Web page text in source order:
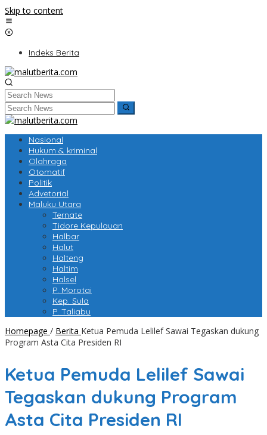
Skip to content
Indeks Berita
Nasional
Hukum & kriminal
Olahraga
Otomatif
Politik
Advetorial
Maluku Utara
Ternate
Tidore Kepulauan
Halbar
Halut
Halteng
Haltim
Halsel
P. Morotai
Kep. Sula
P. Taliabu
Homepage / Berita Ketua Pemuda Lelilef Sawai Tegaskan dukung
Program Asta Cita Presiden RI
Ketua Pemuda Lelilef Sawai
Tegaskan dukung Program
Asta Cita Presiden RI